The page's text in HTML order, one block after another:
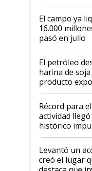
El campo ya
16.000
pasó en julio
El petróleo
harina de
producto
el agro
diez dólares y
liderazgo en
récord
Récord para
actividad
histórico
cosecha y las
Levantó un
creó el lugar